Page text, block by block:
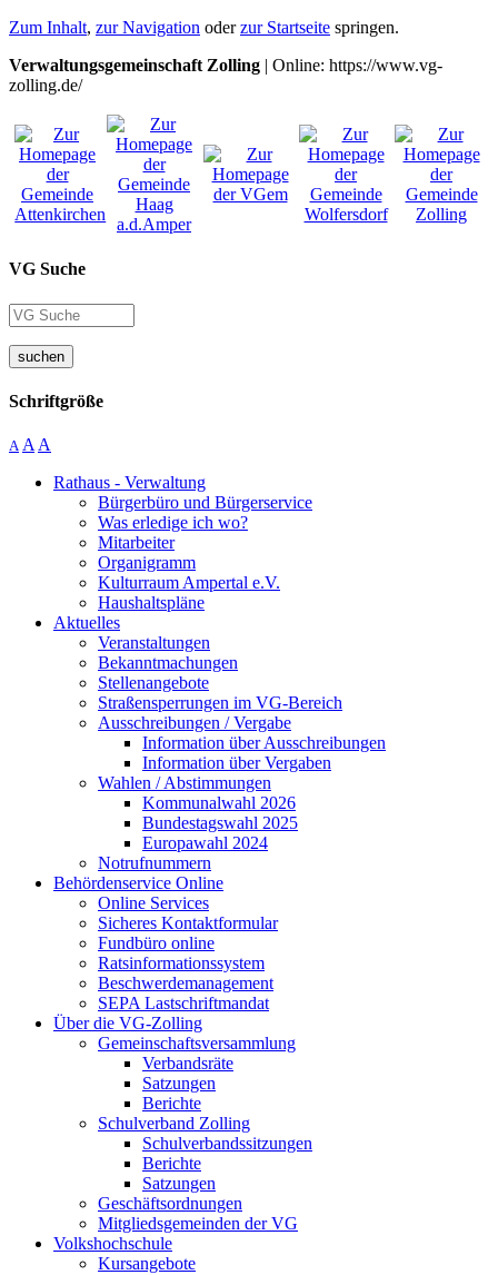
Zum Inhalt, zur Navigation oderzur Startseite springen.
Verwaltungsgemeinschaft Zolling | Online: https://www.vg-
zolling.de/
VG Suche
suchen
Schriftgröße
A A A
Rathaus - Verwaltung
Bürgerbüro und Bürgerservice
Was erledige ich wo?
Mitarbeiter
Organigramm
Kulturraum Ampertal e.V.
Haushaltspläne
Aktuelles
Veranstaltungen
Bekanntmachungen
Stellenangebote
Straßensperrungen im VG-Bereich
Ausschreibungen / Vergabe
Information über Ausschreibungen
Information über Vergaben
Wahlen / Abstimmungen
Kommunalwahl 2026
Bundestagswahl 2025
Europawahl 2024
Notrufnummern
Behördenservice Online
Online Services
Sicheres Kontaktformular
Fundbüro online
Ratsinformationssystem
Beschwerdemanagement
SEPA Lastschriftmandat
Über die VG-Zolling
Gemeinschaftsversammlung
Verbandsräte
Satzungen
Berichte
Schulverband Zolling
Schulverbandssitzungen
Berichte
Satzungen
Geschäftsordnungen
Mitgliedsgemeinden der VG
Volkshochschule
Kursangebote